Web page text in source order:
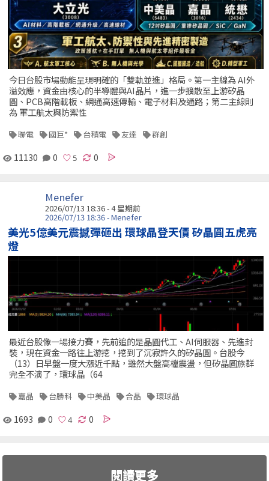
今日台股市場動能呈現明確的「雙軌並進」格局。第一主線為 AI外
溢效應，資金由核心的半導體與AI晶片，進一步擴散至上游矽晶
圓、PCB高階載板、網通高速傳輸、電子材料及通路；第二主線則
為 軍工航太與防禦性
聯電 國巨* 台積電 友達 群創
11130 0 0
Menefer
2026/07/13 18:36 - 4 星期前
2026/07/13 18:36 - Menefer
美光5億美元震撼彈砸出 環球晶登天價 矽晶圓五虎亮
燈
最近台股像一場接力賽，先前追的是晶圓代工、AI伺服器、先進封
裝，現在資金一路往上游挖，挖到了沉寂許久的矽晶圓。台股今
（13）日早盤一度大漲近千點，雖然大盤高檔震盪，但矽晶圓族群
完全不演了，環球晶（64
嘉晶 台勝科 中美晶 合晶 環球晶
1693 0 0
閱讀更多